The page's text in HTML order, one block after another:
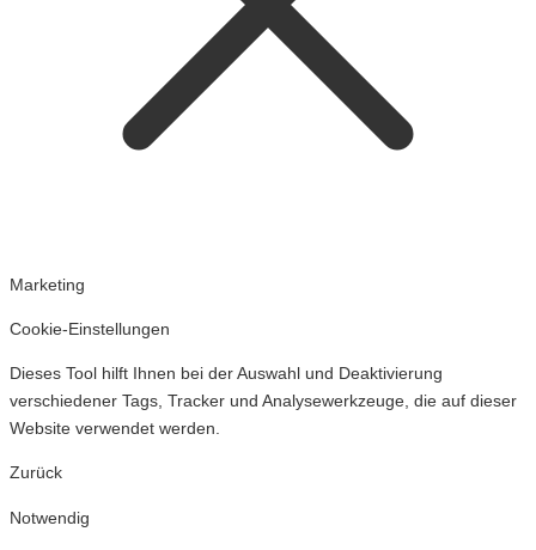
Marketing
Cookie-Einstellungen
Dieses Tool hilft Ihnen bei der Auswahl und Deaktivierung
verschiedener Tags, Tracker und Analysewerkzeuge, die auf dieser
Website verwendet werden.
Zurück
Notwendig